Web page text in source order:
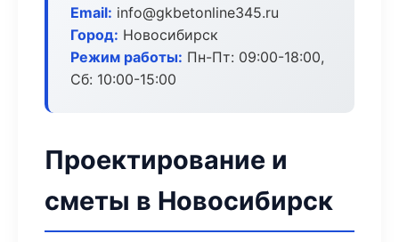
Email: info@gkbetonline345.ru
Город: Новосибирск
Режим работы: Пн-Пт: 09:00-18:00,
Сб: 10:00-15:00
Проектирование и
сметы в Новосибирск